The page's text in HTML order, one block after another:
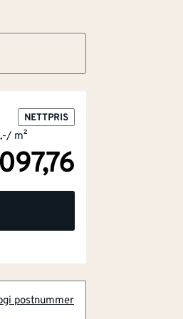
NETTPRIS
/ m²
postnummer